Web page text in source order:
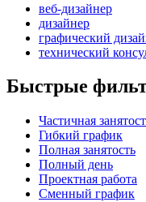
веб-дизайнер
дизайнер
графический
технический
Быстрые
Частичная
Гибкий график
Полная занятость
Полный день
Проектная работа
Сменный график